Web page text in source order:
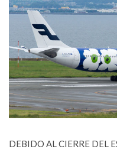
DEBIDO AL CIERRE DEL